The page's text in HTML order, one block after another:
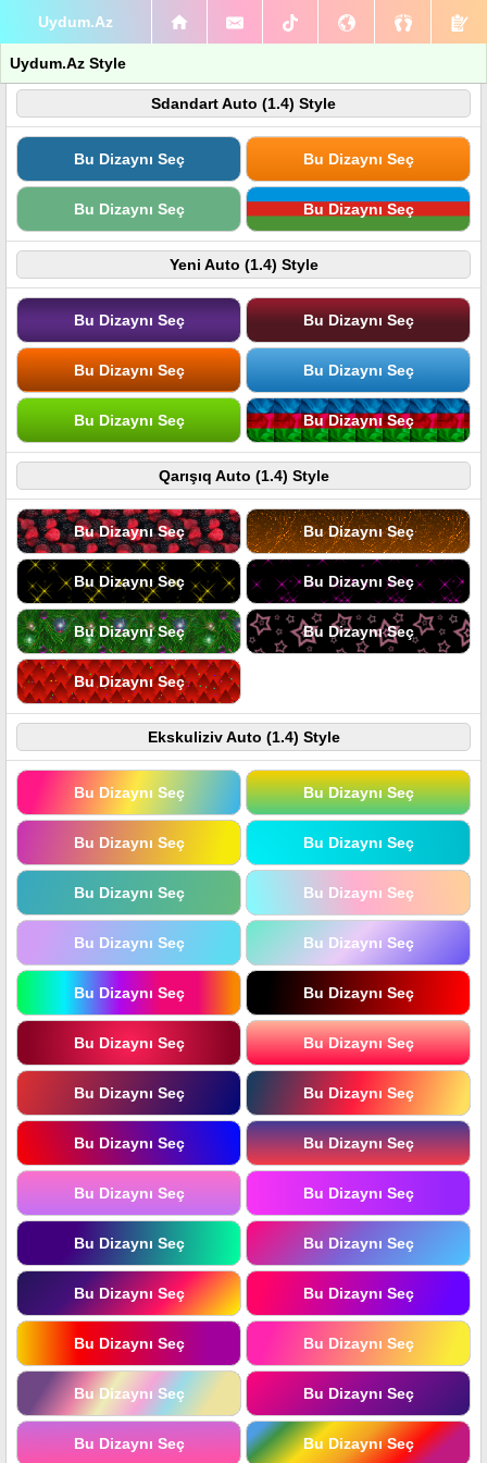
Uydum.Az
Uydum.Az Style
Sdandart Auto (1.4) Style
Bu Dizaynı Seç Bu Dizaynı Seç
Bu Dizaynı Seç Bu Dizaynı Seç
Yeni Auto (1.4) Style
Bu Dizaynı Seç Bu Dizaynı Seç
Bu Dizaynı Seç Bu Dizaynı Seç
Bu Dizaynı Seç Bu Dizaynı Seç
Qarışıq Auto (1.4) Style
Bu Dizaynı Seç Bu Dizaynı Seç
Bu Dizaynı Seç Bu Dizaynı Seç
Bu Dizaynı Seç Bu Dizaynı Seç
Bu Dizaynı Seç
Ekskuliziv Auto (1.4) Style
Bu Dizaynı Seç Bu Dizaynı Seç
Bu Dizaynı Seç Bu Dizaynı Seç
Bu Dizaynı Seç Bu Dizaynı Seç
Bu Dizaynı Seç Bu Dizaynı Seç
Bu Dizaynı Seç Bu Dizaynı Seç
Bu Dizaynı Seç Bu Dizaynı Seç
Bu Dizaynı Seç Bu Dizaynı Seç
Bu Dizaynı Seç Bu Dizaynı Seç
Bu Dizaynı Seç Bu Dizaynı Seç
Bu Dizaynı Seç Bu Dizaynı Seç
Bu Dizaynı Seç Bu Dizaynı Seç
Bu Dizaynı Seç Bu Dizaynı Seç
Bu Dizaynı Seç Bu Dizaynı Seç
Bu Dizaynı Seç Bu Dizaynı Seç